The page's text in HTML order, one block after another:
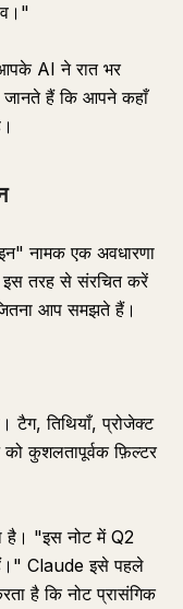
AI ने रात भर
हैं कि आपने कहाँ
नामक एक अवधारणा
इस तरह से संरचित करें
आप समझते हैं।
टैग, तिथियाँ, प्रोजेक्ट
कुशलतापूर्वक फ़िल्टर
है। "इस नोट में Q2
हैं।" Claude इसे पहले
है कि नोट प्रासंगिक